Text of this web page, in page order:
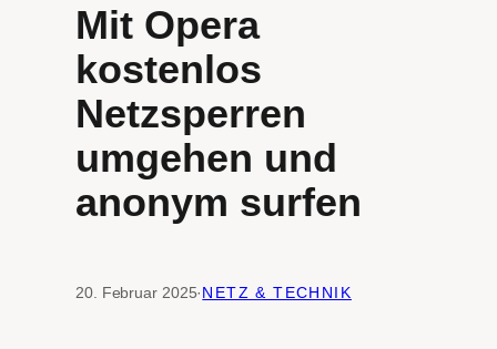
Mit Opera
kostenlos
Netzsperren
umgehen und
anonym surfen
20. Februar 2025·NETZ & TECHNIK